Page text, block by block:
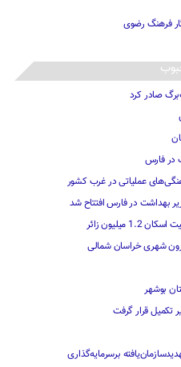
فرهنگ رضوی
در فارس
عملیاتی در غرب کشور
میلیون زائر